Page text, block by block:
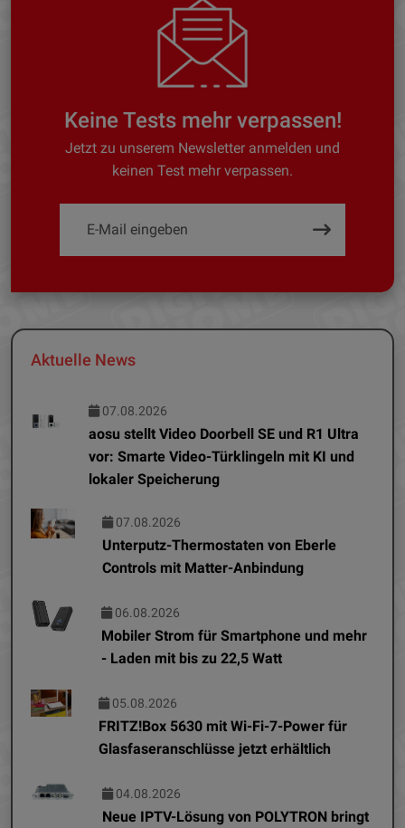
Keine Tests mehr verpassen!
Jetzt zu unserem Newsletter anmelden und
keinen Test mehr verpassen.
Aktuelle News
07.08.2026
aosu stellt Video Doorbell SE und R1 Ultra
vor: Smarte Video-Türklingeln mit KI und
lokaler Speicherung
07.08.2026
Unterputz-Thermostaten von Eberle
Controls mit Matter-Anbindung
06.08.2026
Mobiler Strom für Smartphone und mehr
- Laden mit bis zu 22,5 Watt
05.08.2026
FRITZ!Box 5630 mit Wi-Fi-7-Power für
Glasfaseranschlüsse jetzt erhältlich
04.08.2026
Neue IPTV-Lösung von POLYTRON bringt